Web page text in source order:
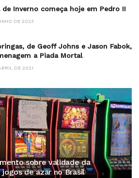
de Inverno começa hoje em Pedro II
DE 2023
de Geoff Johns e Jason Fabok,
a Piada Mortal
DE 2021
sobre validade da
de azar no Brasil